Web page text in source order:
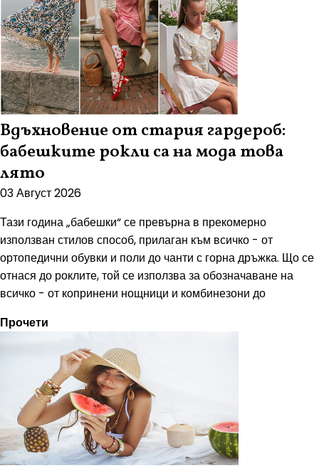
Вдъхновение от стария гардероб:
бабешките рокли са на мода това
лято
03 Август 2026
Тази година „бабешки“ се превърна в прекомерно
използван стилов способ, прилаган към всичко - от
ортопедични обувки и поли до чанти с горна дръжка. Що се
отнася до роклите, той се използва за обозначаване на
всичко - от копринени нощници и комбинезони до
Прочети